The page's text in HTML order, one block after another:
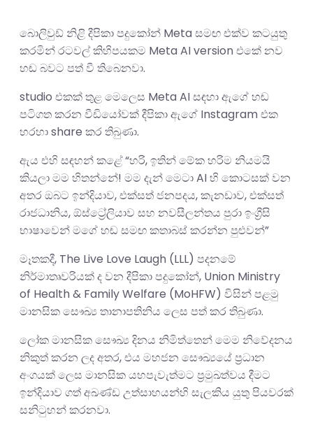
බොලිවුඩ් නිළි දීපිකා පදුකෝන් Meta සමඟ එක්ව කටයුතු
කරමින් රටවල් කිහිපයකම Meta AI version එකේ නව
හඬ බවට පත් වී තිබෙනවා.
studio එකක් තුළ මෙලෙස Meta AI සඳහා ඇගේ හඬ
පටිගත කරන වීඩියෝවක් දීපිකා ඇගේ Instagram එක
හරහා share කර තිබුණා.
ඇය එහි සඳහන් කළේ “හරි, ඉතින් මේක හරිම නියමයි
කියලා මම හිතන්නේ! මම දැන් මෙටා AI හි කොටසක් වන
අතර ඔබට ඉන්දියාව, එක්සත් ජනපදය, කැනඩාව, එක්සත්
රාජධානිය, ඕස්ට්‍රේලියාව සහ නවසීලන්තය පුරා ඉංග්‍රීසි
භාෂාවෙන් මගේ හඬ සමඟ කතාබස් කරන්න පුළුවන්”
මෑතකදී, The Live Love Laugh (LLL) පදනමේ
නිර්මාතෘවරියක් ද වන දීපිකා පදුකෝන්, Union Ministry
of Health & Family Welfare (MoHFW) විසින් පළමු
මානසික සෞඛ්‍ය තානාපතිනිය ලෙස පත් කර තිබුණා.
ලෝක මානසික සෞඛ්‍ය දිනය නිමිත්තෙන් මෙම නිවේදනය
නිකුත් කරන ලද අතර, එය මහජන සෞඛ්‍යයේ ප්‍රධාන
අංගයක් ලෙස මානසික යහපැවැත්මට ප්‍රමුඛත්වය දීමට
ඉන්දියාව ගත් අඛණ්ඩ උත්සාහයන්හි සැලකිය යුතු පියවරක්
සනිටුහන් කරනවා.